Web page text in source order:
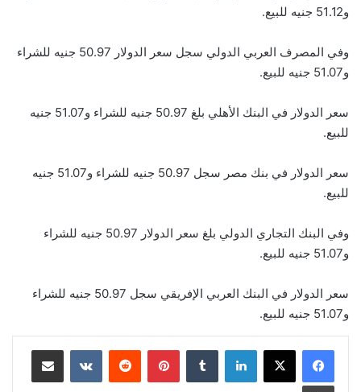
و51.12 جنيه للبيع.
وفي المصرف العربي الدولي سجل سعر الدولار 50.97 جنيه للشراء
و51.07 جنيه للبيع.
سعر الدولار في البنك الأهلي بلغ 50.97 جنيه للشراء و51.07 جنيه
للبيع.
سعر الدولار في بنك مصر سجل 50.97 جنيه للشراء و51.07 جنيه
للبيع.
وفي البنك التجاري الدولي بلغ سعر الدولار 50.97 جنيه للشراء
و51.07 جنيه للبيع.
سعر الدولار في البنك العربي الإفريقي سجل 50.97 جنيه للشراء
و51.07 جنيه للبيع.
لينكدإن بينتيريست مشاركة عبر البريد
طباعة